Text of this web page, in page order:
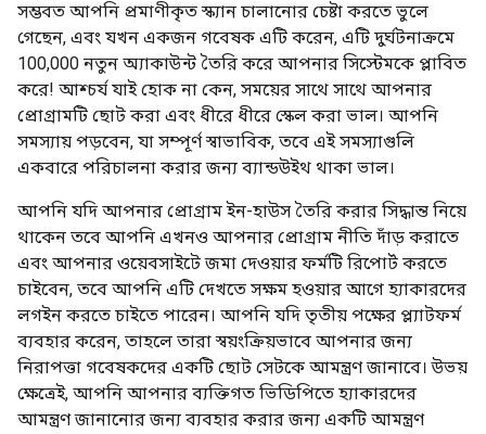
সম্ভবত আপনি প্রমাণীকৃত স্ক্যান চালানোর চেষ্টা করতে ভুলে
গেছেন, এবং যখন একজন গবেষক এটি করেন, এটি দুর্ঘটনাক্রমে
100,000 নতুন অ্যাকাউন্ট তৈরি করে আপনার সিস্টেমকে প্লাবিত
করে! আশ্চর্য যাই হোক না কেন, সময়ের সাথে সাথে আপনার
প্রোগ্রামটি ছোট করা এবং ধীরে ধীরে স্কেল করা ভাল। আপনি
সমস্যায় পড়বেন, যা সম্পূর্ণ স্বাভাবিক, তবে এই সমস্যাগুলি
একবারে পরিচালনা করার জন্য ব্যান্ডউইথ থাকা ভাল।
আপনি যদি আপনার প্রোগ্রাম ইন-হাউস তৈরি করার সিদ্ধান্ত নিয়ে
থাকেন তবে আপনি এখনও আপনার প্রোগ্রাম নীতি দাঁড় করাতে
এবং আপনার ওয়েবসাইটে জমা দেওয়ার ফর্মটি রিপোর্ট করতে
চাইবেন, তবে আপনি এটি দেখতে সক্ষম হওয়ার আগে হ্যাকারদের
লগইন করতে চাইতে পারেন। আপনি যদি তৃতীয় পক্ষের প্ল্যাটফর্ম
ব্যবহার করেন, তাহলে তারা স্বয়ংক্রিয়ভাবে আপনার জন্য
নিরাপত্তা গবেষকদের একটি ছোট সেটকে আমন্ত্রণ জানাবে। উভয়
ক্ষেত্রেই, আপনি আপনার ব্যক্তিগত ভিডিপিতে হ্যাকারদের
আমন্ত্রণ জানানোর জন্য ব্যবহার করার জন্য একটি আমন্ত্রণ